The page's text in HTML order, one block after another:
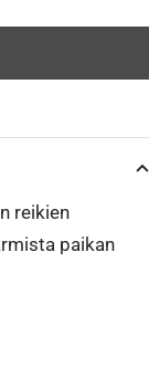
reikien
paikan